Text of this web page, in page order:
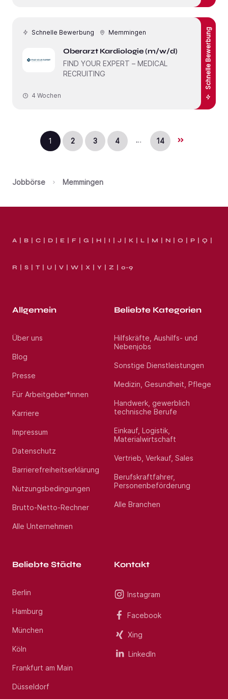
Schnelle Bewerbung Memmingen
Oberarzt Kardiologie (m/w/d)
FIND YOUR EXPERT – MEDICAL
RECRUITING
Schnelle Bewerbung
4 Wochen
1 2 3 4 … 14
Jobbörse Memmingen
A B C D E F G H I J K L M N O P Q
R S T U V W X Y Z 0-9
Allgemein
Über uns
Blog
Presse
Für Arbeitgeber*innen
Karriere
Impressum
Datenschutz
Barrierefreiheitserklärung
Nutzungsbedingungen
Brutto-Netto-Rechner
Alle Unternehmen
Beliebte Kategorien
Hilfskräfte, Aushilfs- und
Nebenjobs
Sonstige Dienstleistungen
Medizin, Gesundheit, Pflege
Handwerk, gewerblich
technische Berufe
Einkauf, Logistik,
Materialwirtschaft
Vertrieb, Verkauf, Sales
Berufskraftfahrer,
Personenbeförderung
Alle Branchen
Beliebte Städte
Berlin
Hamburg
München
Köln
Frankfurt am Main
Düsseldorf
Kontakt
Instagram
Facebook
Xing
LinkedIn